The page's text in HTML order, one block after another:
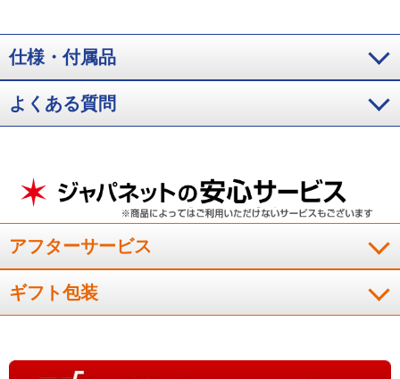
仕様・付属品
よくある質問
アフターサービス
ギフト包装